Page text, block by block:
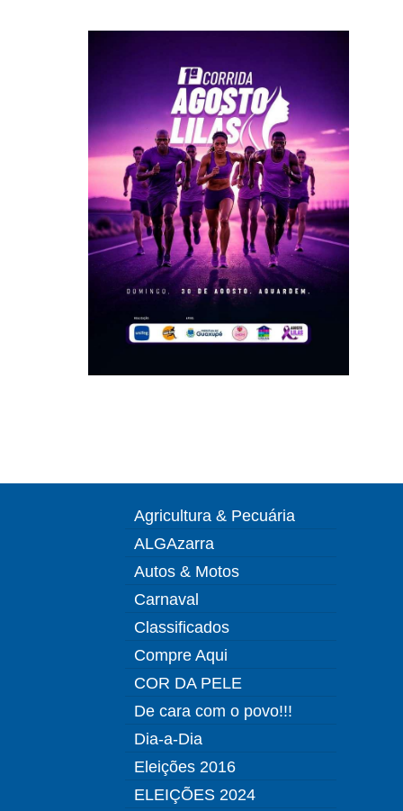
Agricultura & Pecuária
ALGAzarra
Autos & Motos
Carnaval
Classificados
Compre Aqui
COR DA PELE
De cara com o povo!!!
Dia-a-Dia
Eleições 2016
ELEIÇÕES 2024